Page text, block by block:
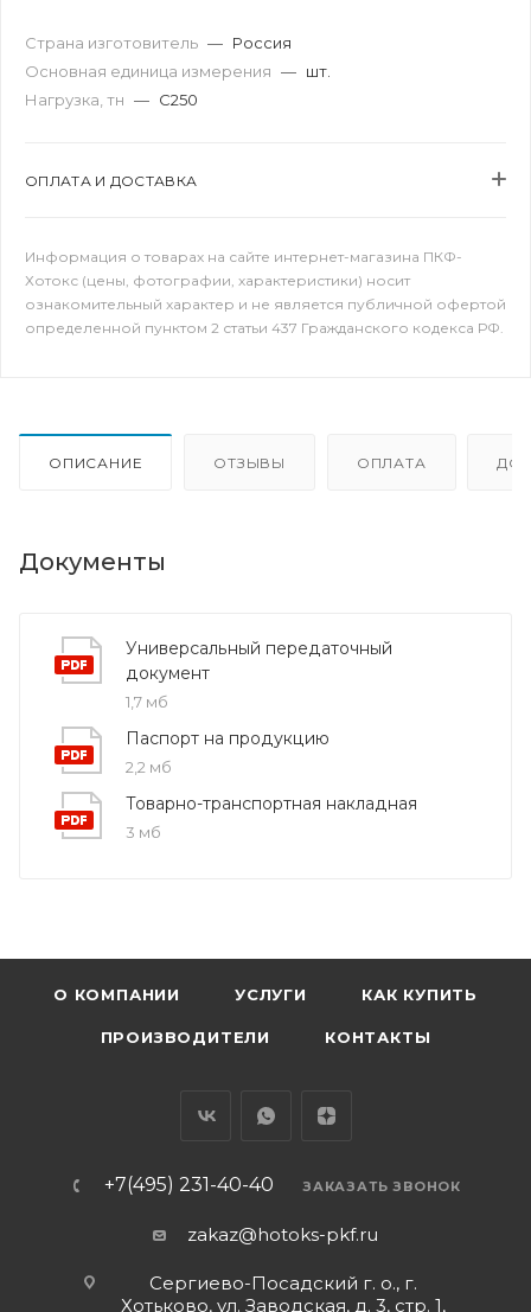
Страна изготовитель — Россия
Основная единица измерения — шт.
Нагрузка, тн — C250
ОПЛАТА И ДОСТАВКА
Информация о товарах на сайте интернет-магазина ПКФ-
Хотокс (цены, фотографии, характеристики) носит
ознакомительный характер и не является публичной офертой
определенной пунктом 2 статьи 437 Гражданского кодекса РФ.
ОПИСАНИЕ ОТЗЫВЫ ОПЛАТА
Документы
Универсальный передаточный
документ
1,7 мб
Паспорт на продукцию
2,2 мб
Товарно-транспортная накладная
3 мб
О КОМПАНИИ УСЛУГИ КАК КУПИТЬ
ПРОИЗВОДИТЕЛИ КОНТАКТЫ
+7(495) 231-40-40 ЗАКАЗАТЬ ЗВОНОК
zakaz@hotoks-pkf.ru
Сергиево-Посадский г. о., г.
Хотьково, ул. Заводская, д. 3, стр. 1,